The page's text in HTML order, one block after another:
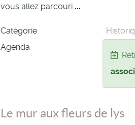
vous allez parcouri ...
Catégorie
Agenda
Le mur aux fleurs de lys